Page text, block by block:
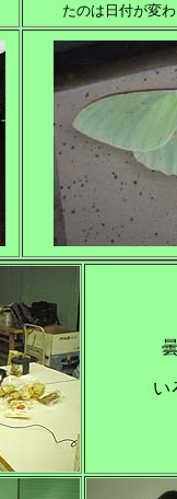
たのは日付が変
い